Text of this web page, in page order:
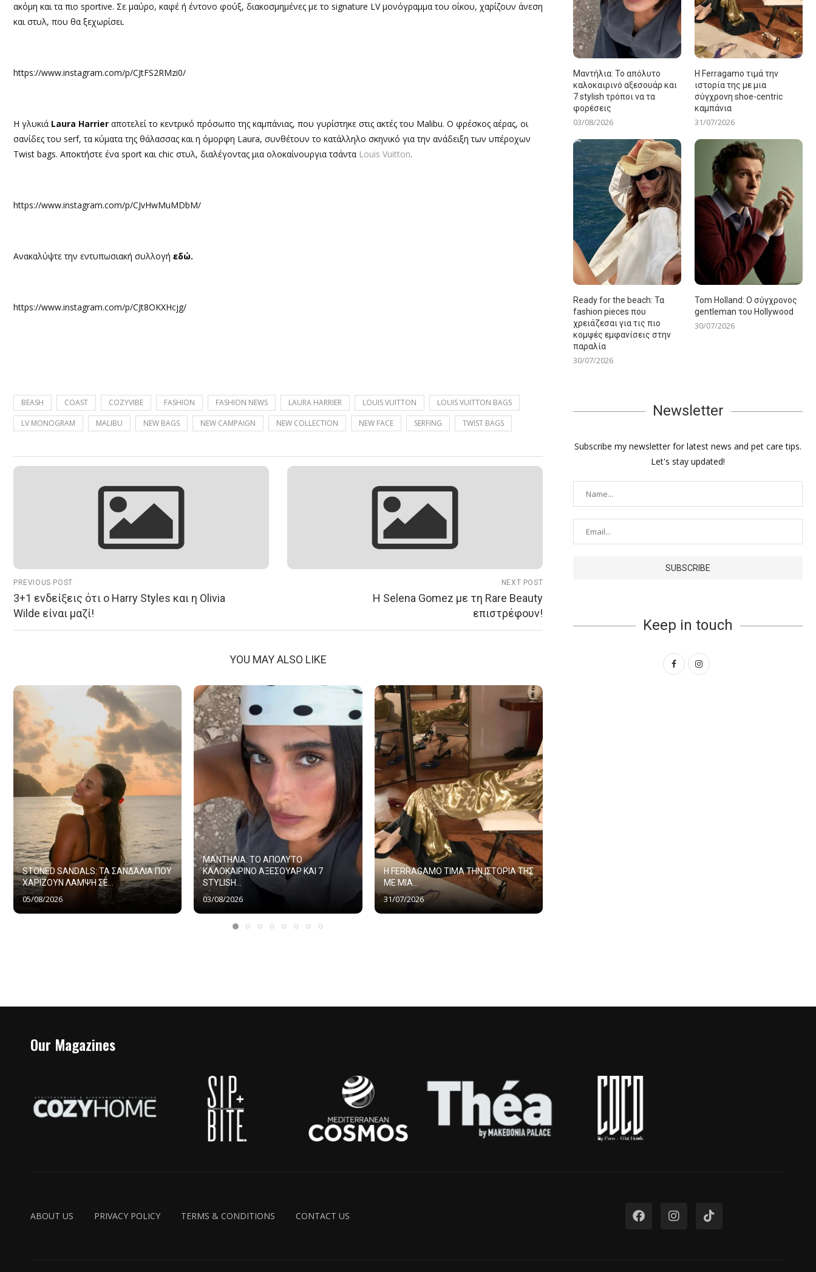
ακόμη και τα πιο sportive. Σε μαύρο, καφέ ή έντονο φούξ, διακοσμημένες με το signature LV μονόγραμμα του οίκου, χαρίζουν άνεση
και στυλ, που θα ξεχωρίσει.
https://www.instagram.com/p/CJtFS2RMzi0/
Η γλυκιά Laura Harrier αποτελεί το κεντρικό πρόσωπο της καμπάνιας, που γυρίστηκε στις ακτές του Malibu. Ο φρέσκος αέρας, οι
σανίδες του serf, τα κύματα της θάλασσας και η όμορφη Laura, συνθέτουν το κατάλληλο σκηνικό για την ανάδειξη των υπέροχων
Twist bags. Αποκτήστε ένα sport και chic στυλ, διαλέγοντας μια ολοκαίνουργια τσάντα Louis Vuitton.
https://www.instagram.com/p/CJvHwMuMDbM/
Ανακαλύψτε την εντυπωσιακή συλλογή εδώ.
https://www.instagram.com/p/CJt8OKXHcjg/
BEASH COAST COZYVIBE FASHION FASHION NEWS LAURA HARRIER LOUIS VUITTON
LOUIS VUITTON BAGS
LV MONOGRAM
MALIBU NEW BAGS NEW CAMPAIGN NEW COLLECTION NEW FACE SERFING TWIST BAGS
PREVIOUS POST
3+1 ενδείξεις ότι ο Harry Styles και η Olivia
Wilde είναι μαζί!
NEXT POST
Η Selena Gomez με τη Rare Beauty
επιστρέφουν!
YOU MAY ALSO LIKE
STONED SANDALS: ΤΑ ΣΑΝΔΑΛΙΑ ΠΟΥ
ΧΑΡΙΖΟΥΝ ΛΑΜΨΗ ΣΕ...
05/08/2026
ΜΑΝΤΗΛΙΑ: ΤΟ ΑΠΟΛΥΤΟ
ΚΑΛΟΚΑΙΡΙΝΟ ΑΞΕΣΟΥΑΡ ΚΑΙ 7
STYLISH...
03/08/2026
Η FERRAGAMO ΤΙΜΑ ΤΗΝ ΙΣΤΟΡΙΑ ΤΗΣ
ΜΕ ΜΙΑ...
31/07/2026
Μαντήλια: Το απόλυτο
καλοκαιρινό αξεσουάρ και
7 stylish τρόποι να τα
φορέσεις
03/08/2026
Η Ferragamo τιμά την
ιστορία της με μια
σύγχρονη shoe-centric
καμπάνια
31/07/2026
Ready for the beach: Τα
fashion pieces που
χρειάζεσαι για τις πιο
κομψές εμφανίσεις στην
παραλία
30/07/2026
Tom Holland: Ο σύγχρονος
gentleman του Hollywood
30/07/2026
Newsletter
Subscribe my newsletter for latest news and pet care tips.
Let's stay updated!
Keep in touch
Our Magazines
ABOUT US PRIVACY POLICY TERMS & CONDITIONS CONTACT US